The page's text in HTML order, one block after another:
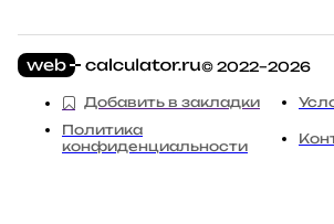
© 2022–2026
Добавить в закладки
Политика
конфиденциальности